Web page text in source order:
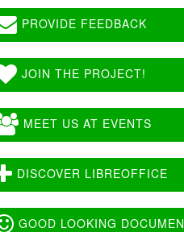
PROVIDE FEEDBACK
JOIN THE PROJECT!
MEET US AT EVENTS
DISCOVER LIBREOFFICE
GOOD LOOKING